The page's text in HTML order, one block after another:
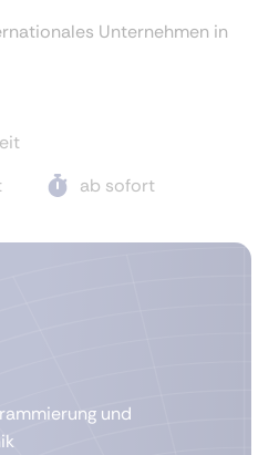
Unternehmen in
ab sofort
und